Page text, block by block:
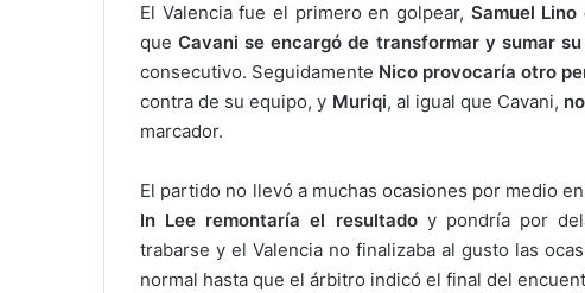
El Valencia fue el primero en golpear, Samuel
queCavani se encargó de transformar y sumar
consecutivo. Seguidamente Nico provocaría otro
contra de su equipo, y Muriqi, al igual que Cavani,
marcador.
El partido no llevó a muchas ocasiones por medio
In Lee remontaría el resultadoy pondría por
trabarse y el Valencia no finalizaba al gusto las
normal hasta que el árbitro indicó el final del